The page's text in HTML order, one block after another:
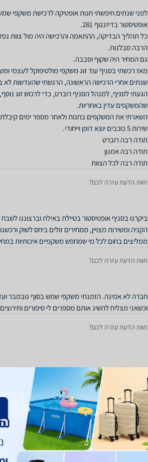
לפני שנתים חיפשתי חנות אופטיקה לרכישת משקפי
כל תהליך הבדיקה, ההתאמה והרכישה היה מול צוות
הגעתי לסניף, למנהל הסניף רוברט, כדי לרכוש זוג
תודה רבה לכל הצוות
חוות הדעת עזרה לכם?
ביקרנו בסניף אופטיסטור בטיילת באילת וברצוננו
ממליצים בחום לכל מי שמחפש משקפיים איכותיות
חוות הדעת עזרה לכם?
חברה לא אמינה. הזמנתי משקפי שמש בסוף נובמבר
וכשאני מצליח להשיג אותם מספרים לי סיפורים
חוות הדעת עזרה לכם?
חוות הדעת עזרה לכם?